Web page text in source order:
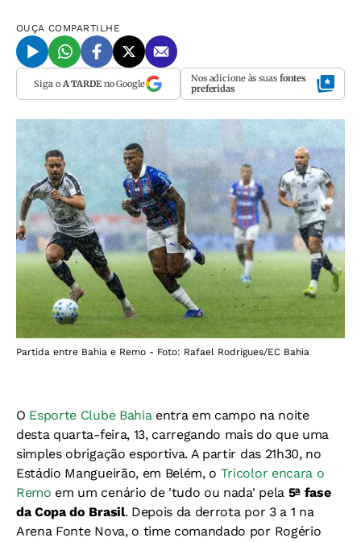
OUÇA COMPARTILHE
Siga o A TARDEno Google Nos adicione às suas fontes
preferidas
Partida entre Bahia e Remo - Foto: Rafael Rodrigues/EC Bahia
O Esporte Clube Bahiaentra em campo na noite
desta quarta-feira, 13, carregando mais do que uma
simples obrigação esportiva. A partir das 21h30, no
Estádio Mangueirão, em Belém, o Tricolor encara o
Remo em um cenário de 'tudo ou nada' pela 5ª fase
da Copa do Brasil. Depois da derrota por 3 a 1 na
Arena Fonte Nova, o time comandado por Rogério